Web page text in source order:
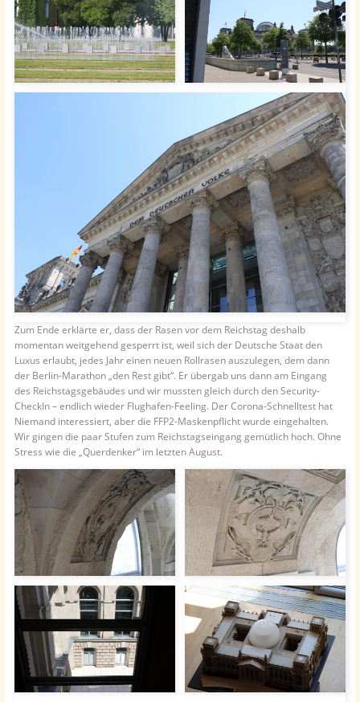
Zum Ende erklärte er, dass der Rasen vor dem Reichstag deshalb
momentan weitgehend gesperrt ist, weil sich der Deutsche Staat den
Luxus erlaubt, jedes Jahr einen neuen Rollrasen auszulegen, dem dann
der Berlin-Marathon „den Rest gibt“. Er übergab uns dann am Eingang
des Reichstagsgebäudes und wir mussten gleich durch den Security-
CheckIn – endlich wieder Flughafen-Feeling. Der Corona-Schnelltest hat
Niemand interessiert, aber die FFP2-Maskenpflicht wurde eingehalten.
Wir gingen die paar Stufen zum Reichstagseingang gemütlich hoch. Ohne
Stress wie die „Querdenker“ im letzten August.